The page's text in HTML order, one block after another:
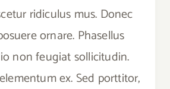
ridiculus mus. Donec
ornare. Phasellus
non feugiat sollicitudin.
ex. Sed porttitor,